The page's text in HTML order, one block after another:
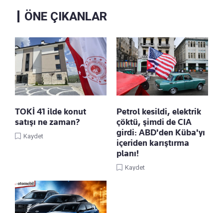
ÖNE ÇIKANLAR
TOKİ 41 ilde konut
satışı ne zaman?
Kaydet
Petrol kesildi, elektrik
çöktü, şimdi de CIA
girdi: ABD'den Küba'yı
içeriden karıştırma
planı!
Kaydet